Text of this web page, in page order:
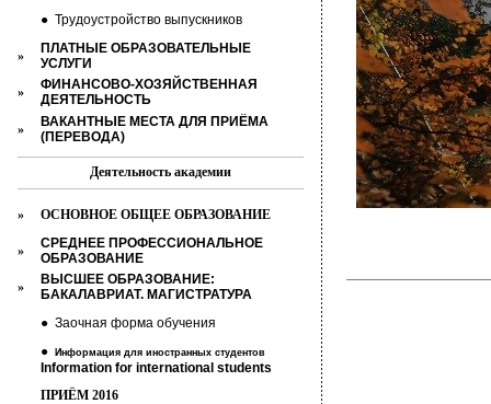
● Трудоустройство выпускников
»
ПЛАТНЫЕ ОБРАЗОВАТЕЛЬНЫЕ
УСЛУГИ
»
ФИНАНСОВО-ХОЗЯЙСТВЕННАЯ
ДЕЯТЕЛЬНОСТЬ
»
ВАКАНТНЫЕ МЕСТА ДЛЯ ПРИЁМА
(ПЕРЕВОДА)
Деятельность академии
» ОСНОВНОЕ ОБЩЕЕ ОБРАЗОВАНИЕ
»
СРЕДНЕЕ ПРОФЕССИОНАЛЬНОЕ
ОБРАЗОВАНИЕ
»
ВЫСШЕЕ ОБРАЗОВАНИЕ:
БАКАЛАВРИАТ. МАГИСТРАТУРА
●Заочная форма обучения
●
Информация для иностранных студентов
Information for international students
ПРИЁМ 2016